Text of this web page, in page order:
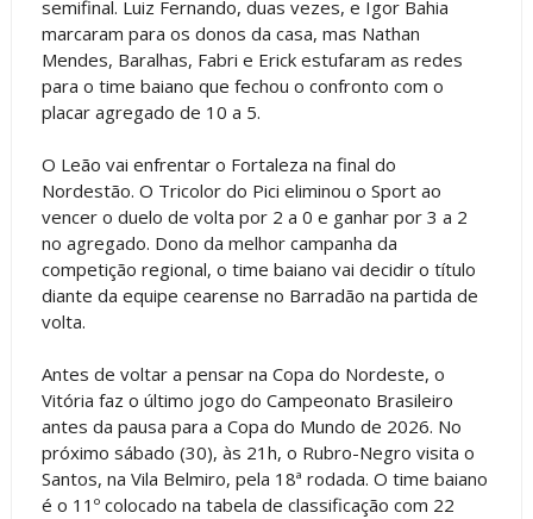
semifinal. Luiz Fernando, duas vezes, e Igor Bahia
marcaram para os donos da casa, mas Nathan
Mendes, Baralhas, Fabri e Erick estufaram as redes
para o time baiano que fechou o confronto com o
placar agregado de 10 a 5.
O Leão vai enfrentar o Fortaleza na final do
Nordestão. O Tricolor do Pici eliminou o Sport ao
vencer o duelo de volta por 2 a 0 e ganhar por 3 a 2
no agregado. Dono da melhor campanha da
competição regional, o time baiano vai decidir o título
diante da equipe cearense no Barradão na partida de
volta.
Antes de voltar a pensar na Copa do Nordeste, o
Vitória faz o último jogo do Campeonato Brasileiro
antes da pausa para a Copa do Mundo de 2026. No
próximo sábado (30), às 21h, o Rubro-Negro visita o
Santos, na Vila Belmiro, pela 18ª rodada. O time baiano
é o 11º colocado na tabela de classificação com 22